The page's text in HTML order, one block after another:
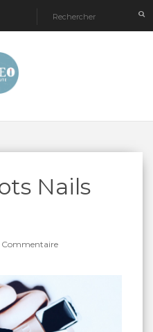
Nails
Commentaire